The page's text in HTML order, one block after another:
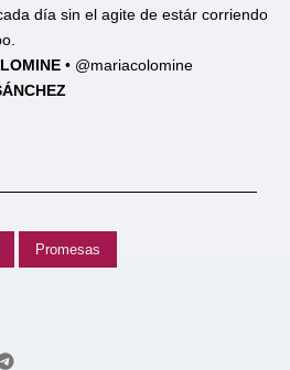
día sin el agite de estár corriendo
• @mariacolomine
Promesas